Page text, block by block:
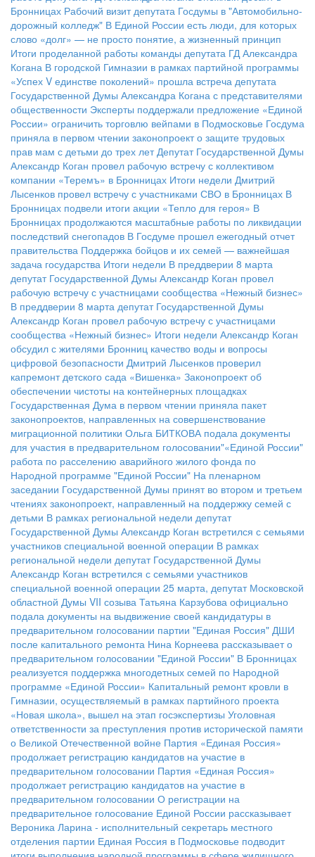
Бронницах Рабочий визит депутата Госдумы в "Автомобильно-
дорожный колледж" В Единой России есть люди, для которых
слово «долг» — не просто понятие, а жизненный принцип
Итоги проделанной работы команды депутата ГД Александра
Когана В городской Гимназии в рамках партийной программы
«Успех V единстве поколений» прошла встреча депутата
Государственной Думы Александра Когана с представителями
общественности Эксперты поддержали предложение «Единой
России» ограничить торговлю вейпами в Подмосковье Госдума
приняла в первом чтении законопроект о защите трудовых
прав мам с детьми до трех лет Депутат Государственной Думы
Александр Коган провел рабочую встречу с коллективом
компании «Теремъ» в Бронницах Итоги недели Дмитрий
Лысенков провел встречу с участниками СВО в Бронницах В
Бронницах подвели итоги акции «Тепло для героя» В
Бронницах продолжаются масштабные работы по ликвидации
последствий снегопадов В Госдуме прошел ежегодный отчет
правительства Поддержка бойцов и их семей — важнейшая
задача государства Итоги недели В преддверии 8 марта
депутат Государственной Думы Александр Коган провел
рабочую встречу с участницами сообщества «Нежный бизнес»
В преддверии 8 марта депутат Государственной Думы
Александр Коган провел рабочую встречу с участницами
сообщества «Нежный бизнес» Итоги недели Александр Коган
обсудил с жителями Бронниц качество воды и вопросы
цифровой безопасности Дмитрий Лысенков проверил
капремонт детского сада «Вишенка» Законопроект об
обеспечении чистоты на контейнерных площадках
Государственная Дума в первом чтении приняла пакет
законопроектов, направленных на совершенствование
миграционной политики Ольга БИТКОВА подала документы
для участия в предварительном голосовании"«Единой России"
работа по расселению аварийного жилого фонда по
Народной программе "Единой России" На пленарном
заседании Государственной Думы принят во втором и третьем
чтениях законопроект, направленный на поддержку семей с
детьми В рамках региональной недели депутат
Государственной Думы Александр Коган встретился с семьями
участников специальной военной операции В рамках
региональной недели депутат Государственной Думы
Александр Коган встретился с семьями участников
специальной военной операции 25 марта, депутат Московской
областной Думы VII созыва Татьяна Карзубова официально
подала документы на выдвижение своей кандидатуры в
предварительном голосовании партии "Единая Россия" ДШИ
после капитального ремонта Нина Корнеева рассказывает о
предварительном голосовании "Единой России" В Бронницах
реализуется поддержка многодетных семей по Народной
программе «Единой России» Капитальный ремонт кровли в
Гимназии, осуществляемый в рамках партийного проекта
«Новая школа», вышел на этап госэкспертизы Уголовная
ответственности за преступления против исторической памяти
о Великой Отечественной войне Партия «Единая Россия»
продолжает регистрацию кандидатов на участие в
предварительном голосовании Партия «Единая Россия»
продолжает регистрацию кандидатов на участие в
предварительном голосовании О регистрации на
предварительное голосование Единой России рассказывает
Вероника Ларина - исполнительный секретарь местного
отделения партии Единая Россия в Подмосковье подводит